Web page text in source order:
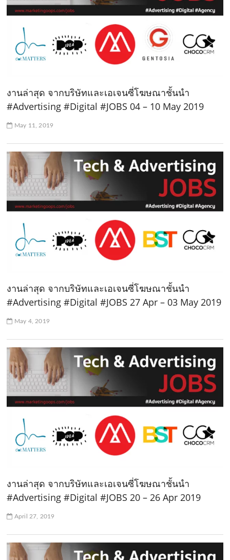
งานล่าสุด จากบริษัทและเอเจนซี่โฆษณาชั้นนำ
#Advertising #Digital #JOBS 04 – 10 May 2019
May 11, 2019
งานล่าสุด จากบริษัทและเอเจนซี่โฆษณาชั้นนำ
#Advertising #Digital #JOBS 27 Apr – 03 May 2019
May 4, 2019
งานล่าสุด จากบริษัทและเอเจนซี่โฆษณาชั้นนำ
#Advertising #Digital #JOBS 20 – 26 Apr 2019
April 27, 2019